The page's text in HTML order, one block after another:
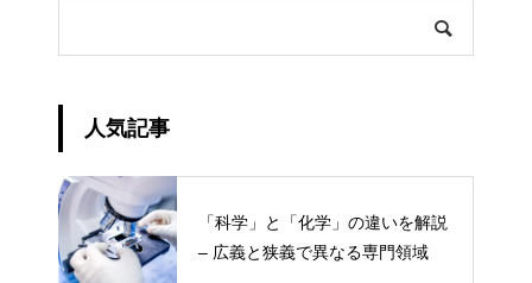
人気記事
「科学」と「化学」の違いを解説
– 広義と狭義で異なる専門領域